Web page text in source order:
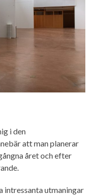
i den
att man planerar
året och efter
intressanta utmaningar